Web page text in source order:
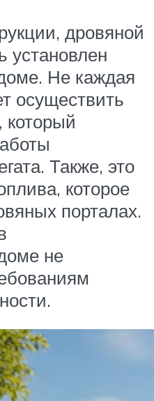
дровяной
установлен
Не каждая
осуществить
Также, это
которое
порталах.
не